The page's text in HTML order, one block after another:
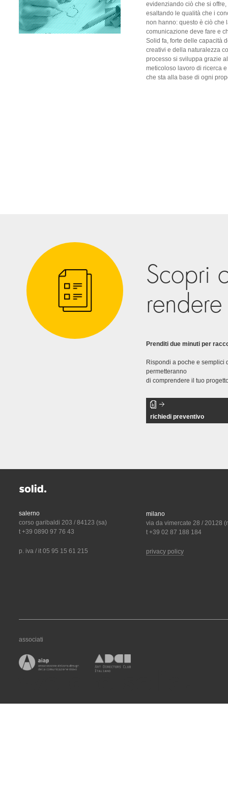
evidenziando ciò che si offre,
esaltando le qualità che i
non hanno: questo è ciò che
comunicazione deve fare e
Solid fa, forte delle capacità
creativi e della naturalezza
processo si sviluppa grazie al
meticoloso lavoro di ricerca
che sta alla base di ogni
Scopri
Prenditi due minuti per
Rispondi a poche e semplici
permetteranno
di comprendere il tuo
richiedi preventivo
salerno
corso garibaldi 203 / 84123 (sa)
t +39 0890 97 76 43
p. iva / it 05 95 15 61 215
milano
via da vimercate 28 / 20128
t +39 02 87 188 184
privacy policy
associati
we are solid.